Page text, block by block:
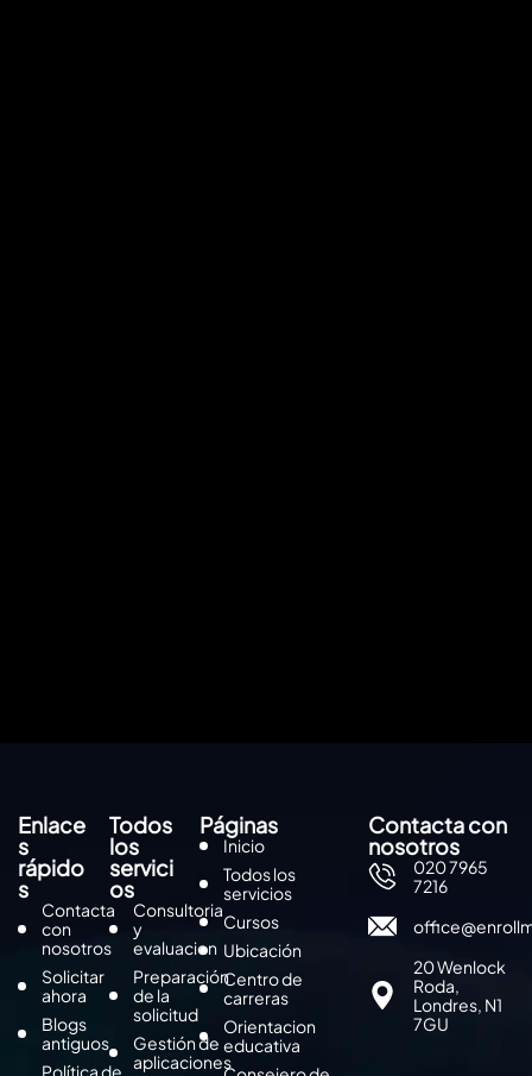
Enlace
s
rápido
s
Contacta
con
nosotros
Solicitar
ahora
Blogs
antiguos
Política de
Todos
los
servici
os
Consultoria
y
evaluacion
Preparación
de la
solicitud
Gestión de
aplicaciones
Páginas
Inicio
Todos los
servicios
Cursos
Ubicación
Centro de
carreras
Orientacion
educativa
Contacta con
nosotros
020 7965
7216
20 Wenlock
Roda,
Londres, N1
7GU